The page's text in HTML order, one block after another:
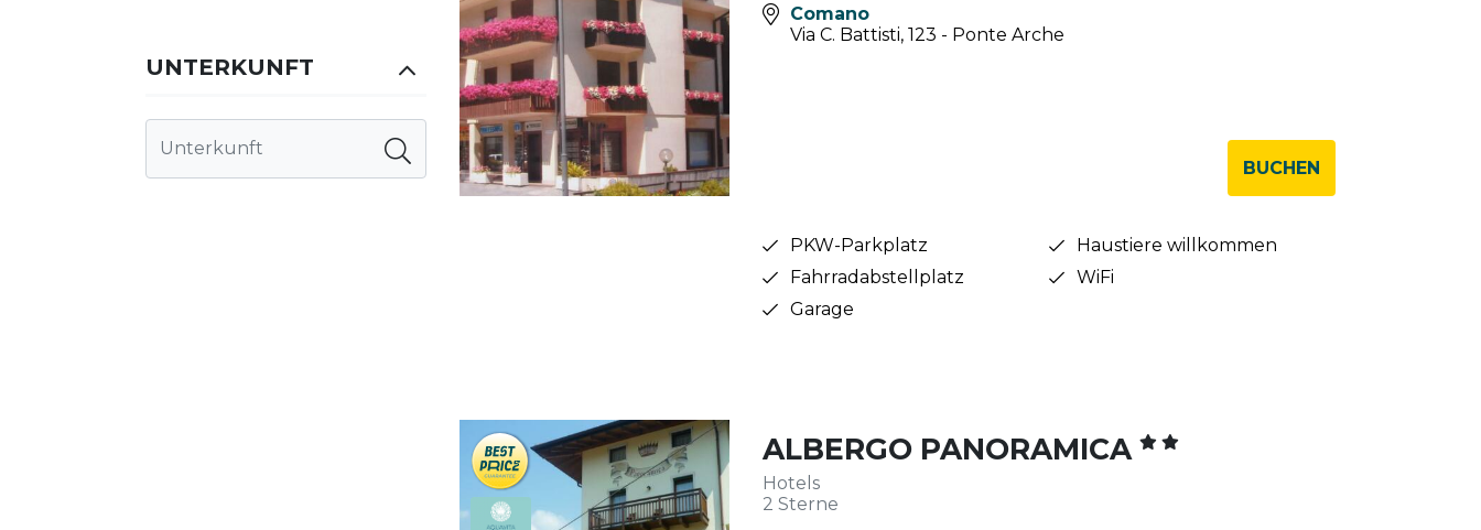
UNTERKUNFT
Comano
Via C. Battisti, 123 - Ponte Arche
BUCHEN
PKW-Parkplatz
Haustiere willkommen
Fahrradabstellplatz
WiFi
Garage
ALBERGO PANORAMICA
Hotels
2 Sterne